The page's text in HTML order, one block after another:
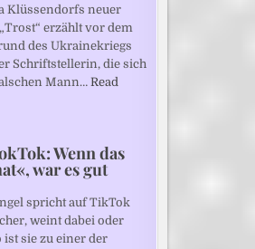
Klüssendorfs neuer
erzählt vor dem
des Ukrainekriegs
Schriftstellerin, die sich
Mann… Read
Wenn das
war es gut
spricht auf TikTok
weint dabei oder
ist sie zu einer der